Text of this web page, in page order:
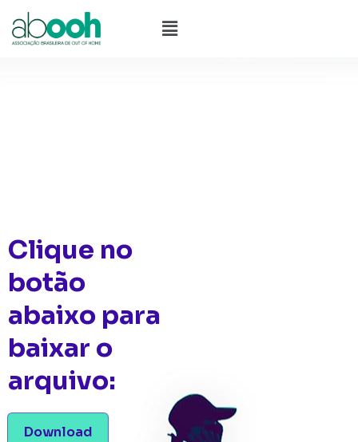
para
Menu
Clique no
botão
abaixo para
baixar o
arquivo:
Download